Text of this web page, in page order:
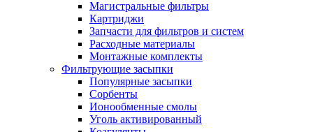
Магистральные фильтры
Картриджи
Запчасти для фильтров и систем
Расходные материалы
Монтажные комплекты
Фильтрующие засыпки
Популярные засыпки
Сорбенты
Ионообменные смолы
Уголь активированный